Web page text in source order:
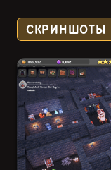
СКРИНШОТЫ